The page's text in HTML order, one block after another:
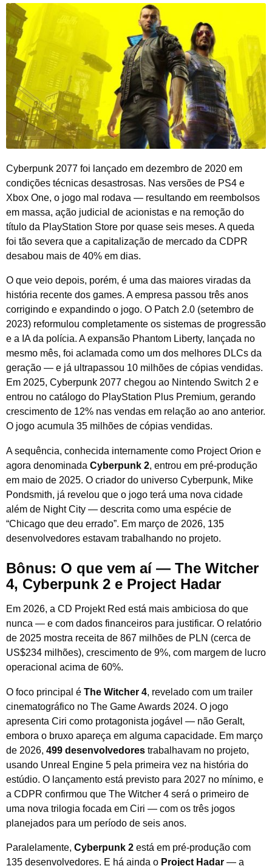
Cyberpunk 2077 foi lançado em dezembro de 2020 em
condições técnicas desastrosas. Nas versões de PS4 e
Xbox One, o jogo mal rodava — resultando em reembolsos
em massa, ação judicial de acionistas e na remoção do
título da PlayStation Store por quase seis meses. A queda
foi tão severa que a capitalização de mercado da CDPR
desabou mais de 40% em dias.
O que veio depois, porém, é uma das maiores viradas da
história recente dos games. A empresa passou três anos
corrigindo e expandindo o jogo. O Patch 2.0 (setembro de
2023) reformulou completamente os sistemas de progressão
e a IA da polícia. A expansão Phantom Liberty, lançada no
mesmo mês, foi aclamada como um dos melhores DLCs da
geração — e já ultrapassou 10 milhões de cópias vendidas.
Em 2025, Cyberpunk 2077 chegou ao Nintendo Switch 2 e
entrou no catálogo do PlayStation Plus Premium, gerando
crescimento de 12% nas vendas em relação ao ano anterior.
O jogo acumula 35 milhões de cópias vendidas.
A sequência, conhecida internamente como Project Orion e
agora denominada Cyberpunk 2, entrou em pré-produção
em maio de 2025. O criador do universo Cyberpunk, Mike
Pondsmith, já revelou que o jogo terá uma nova cidade
além de Night City — descrita como uma espécie de
“Chicago que deu errado”. Em março de 2026, 135
desenvolvedores estavam trabalhando no projeto.
Bônus: O que vem aí — The Witcher
4, Cyberpunk 2 e Project Hadar
Em 2026, a CD Projekt Red está mais ambiciosa do que
nunca — e com dados financeiros para justificar. O relatório
de 2025 mostra receita de 867 milhões de PLN (cerca de
US$234 milhões), crescimento de 9%, com margem de lucro
operacional acima de 60%.
O foco principal é The Witcher 4, revelado com um trailer
cinematográfico no The Game Awards 2024. O jogo
apresenta Ciri como protagonista jogável — não Geralt,
embora o bruxo apareça em alguma capacidade. Em março
de 2026, 499 desenvolvedores trabalhavam no projeto,
usando Unreal Engine 5 pela primeira vez na história do
estúdio. O lançamento está previsto para 2027 no mínimo, e
a CDPR confirmou que The Witcher 4 será o primeiro de
uma nova trilogia focada em Ciri — com os três jogos
planejados para um período de seis anos.
Paralelamente, Cyberpunk 2 está em pré-produção com
135 desenvolvedores. E há ainda o Project Hadar — a